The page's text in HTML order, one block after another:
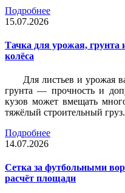
Подробнее
15.07.2026
Тачка для урожая, грунта
колёса
Для листьев и урожая
грунта — прочность и
кузов может вмещать
тяжёлый строительный груз.
Подробнее
14.07.2026
Сетка за футбольными
расчёт площади